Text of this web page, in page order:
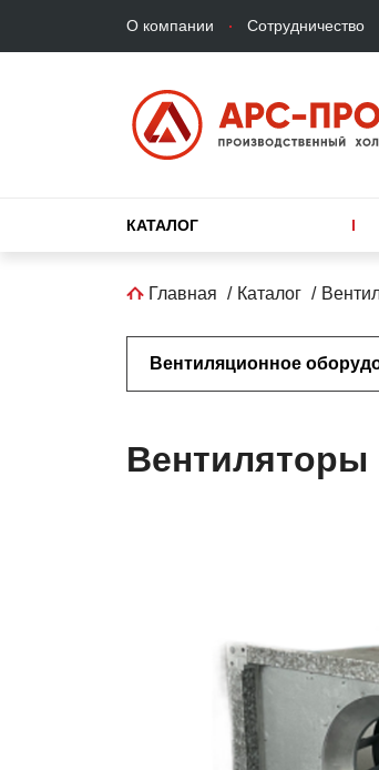
Верхнее
меню
О компании Сотрудничество
Основная
КАТАЛОГ
Строка
Главная Каталог
Вентиляционное
колесом